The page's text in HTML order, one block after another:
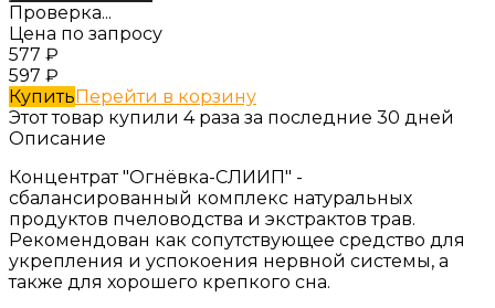
Проверка...
Цена по запросу
577 ₽
597 ₽
КупитьПерейти в корзину
Этот товар купили 4 раза за последние 30 дней
Описание
Концентрат "Огнёвка-СЛИИП" -
сбалансированный комплекс натуральных
продуктов пчеловодства и экстрактов трав.
Рекомендован как сопутствующее средство для
укрепления и успокоения нервной системы, а
также для хорошего крепкого сна.